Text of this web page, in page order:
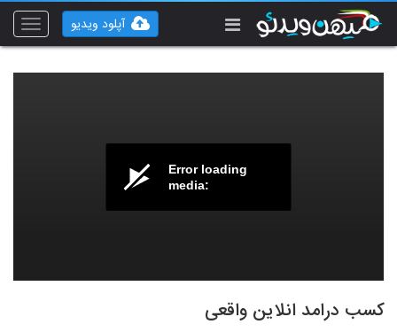
Toggle
آپلود ویدیو
Error loading
media:
کسب درامد انلاین واقعی